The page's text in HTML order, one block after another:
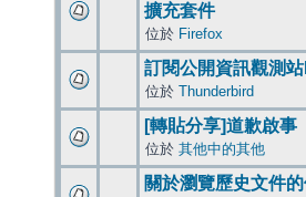
擴充套件
位於 Firefox
訂閱公開資訊觀測
位於 Thunderbird
[轉貼分享]道歉啟事
位於 其他中的其他
關於瀏覽歷史文件